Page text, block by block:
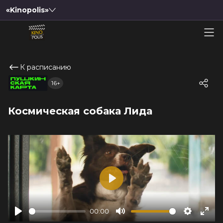
«Kinopolis»
К расписанию
Космическая собака Лида
16+
00:00
Play